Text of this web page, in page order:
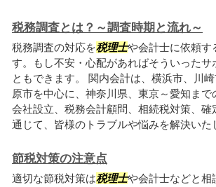
税務調査とは？～調査時期と流れ～
税務調査の対応を税理士や会計士に依頼す
す。もし不安・心配があればそういったサ
ともできます。 関内会計は、横浜市、川
原市を中心に、神奈川県、東京～愛知まで
会社設立、税務会計顧問、相続税対策、確
通じて、皆様のトラブルや悩みを解決いた
節税対策の注意点
適切な節税対策は税理士や会計士などと相